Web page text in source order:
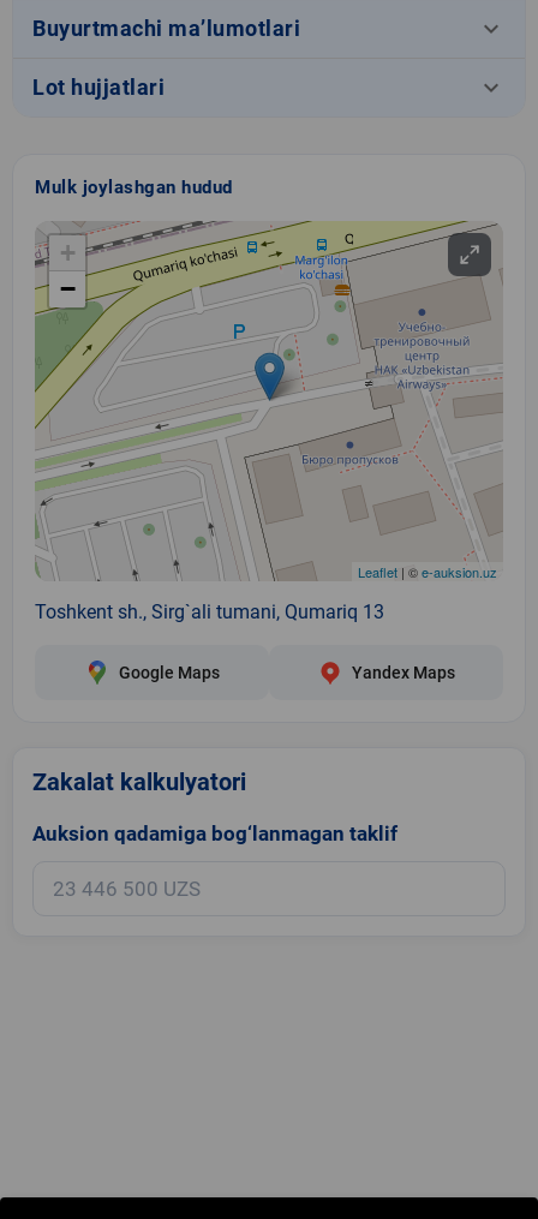
Buyurtmachi ma’lumotlari keyboard_arrow_down
Lot hujjatlari keyboard_arrow_down
Mulk joylashgan hudud
+
−
Leaflet | ©e-auksion.uz
Toshkent sh., Sirg`ali tumani, Qumariq 13
Google Maps Yandex Maps
Zakalat kalkulyatori
Auksion qadamiga bog‘lanmagan taklif